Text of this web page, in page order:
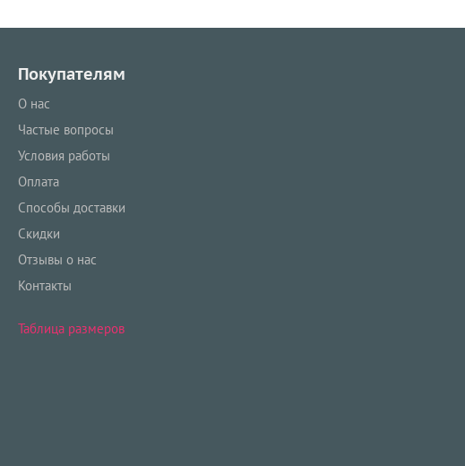
Покупателям
О нас
Частые вопросы
Условия работы
Оплата
Способы доставки
Скидки
Отзывы о нас
Контакты
Таблица размеров